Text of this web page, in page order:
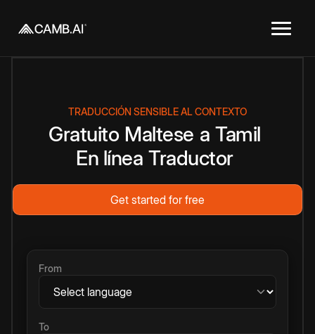
TRADUCCIÓN SENSIBLE AL CONTEXTO
Gratuito Maltese a Tamil
En línea Traductor
Get started for free
From
To